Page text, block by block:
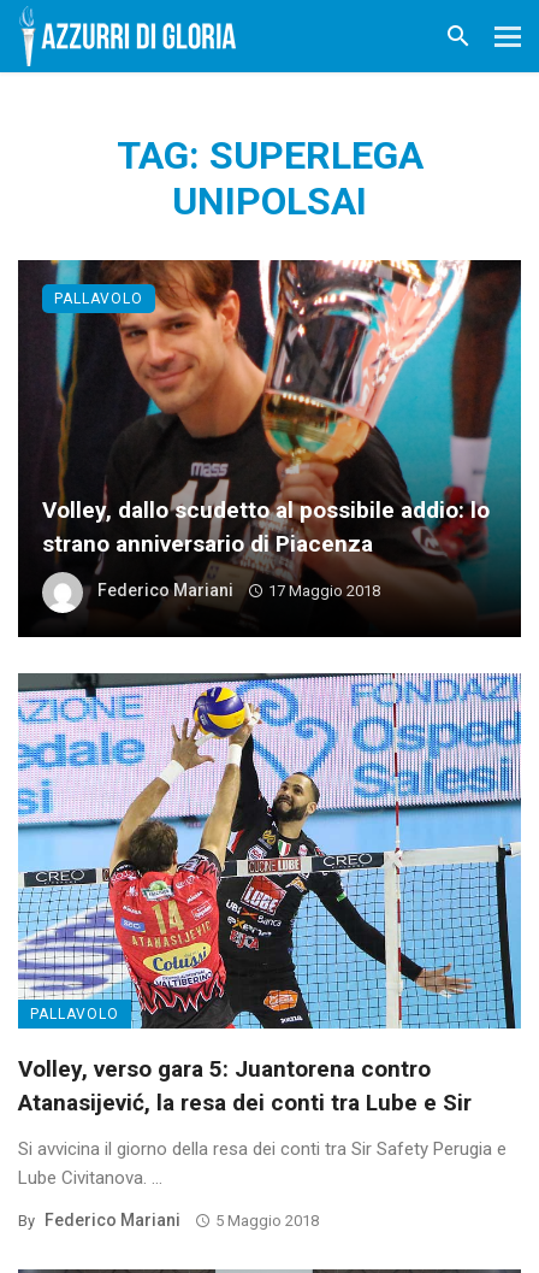
TAG: SUPERLEGA
UNIPOLSAI
Volley, dallo scudetto al possibile addio: lo
strano anniversario di Piacenza
Federico Mariani 17 Maggio 2018
PALLAVOLO
PALLAVOLO
Volley, verso gara 5: Juantorena contro
Atanasijević, la resa dei conti tra Lube e Sir
Si avvicina il giorno della resa dei conti tra Sir Safety Perugia e
Lube Civitanova. ...
By Federico Mariani 5 Maggio 2018